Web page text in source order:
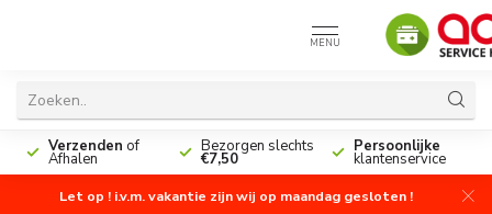
MENU
Verzenden of
Afhalen
Bezorgen slechts
€7,50
Persoonlijke
klantenservice
Let op ! i.v.m. vakantie zijn wij op maandag gesloten !